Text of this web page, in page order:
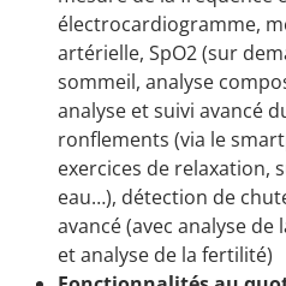
électrocardiogramme,
artérielle, SpO2 (sur
sommeil, analyse
analyse et suivi avancé
ronflements (via le
exercices de relaxation,
eau…), détection de
avancé (avec analyse
et analyse de la fertilité)